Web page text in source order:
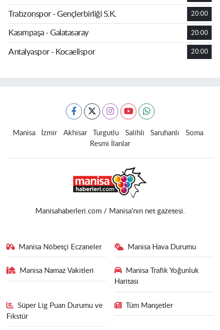
Trabzonspor - Gençlerbirliği S.K. 20:00
Kasımpaşa - Galatasaray 20:00
Antalyaspor - Kocaelispor 20:00
Manisa İzmir Akhisar Turgutlu Salihli Saruhanlı
Soma
Resmi İlanlar
Manisahaberleri.com / Manisa'nın net gazetesi.
Manisa Nöbetçi Eczaneler Manisa Hava Durumu
Manisa Namaz Vakitleri
Manisa Trafik Yoğunluk
Haritası
Süper Lig Puan Durumu ve
Fikstür
Tüm Manşetler